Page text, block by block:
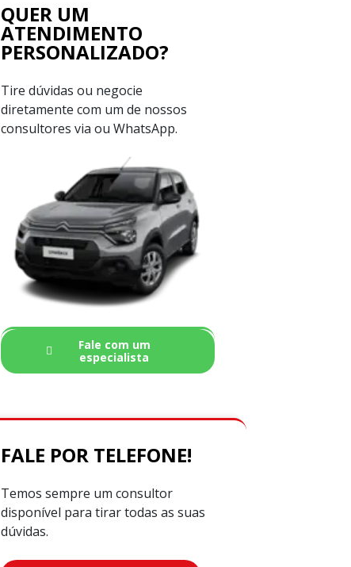
QUER UM
ATENDIMENTO
PERSONALIZADO?
Tire dúvidas ou negocie
diretamente com um de nossos
consultores via ou WhatsApp.
Fale com um
especialista
FALE POR TELEFONE!
Temos sempre um consultor
disponível para tirar todas as suas
dúvidas.